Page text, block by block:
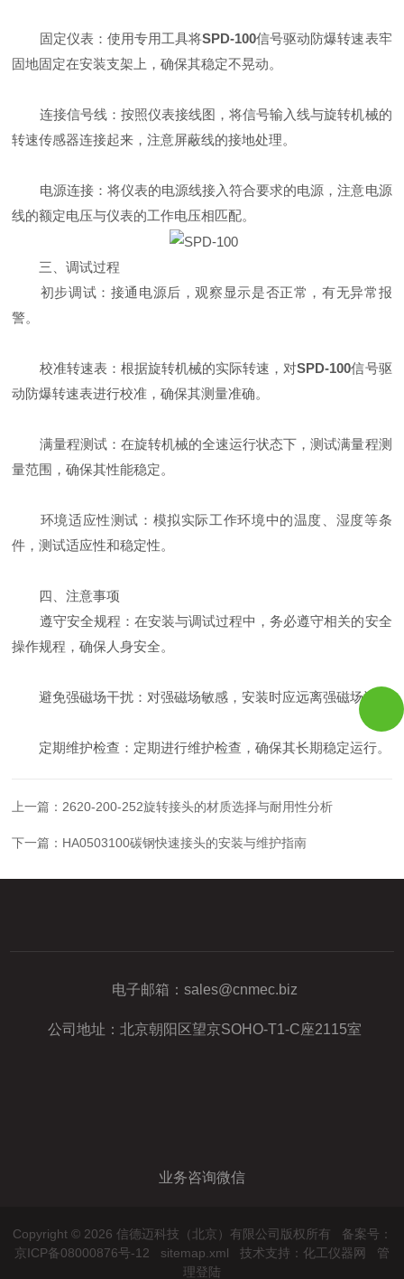
固定仪表：使用专用工具将SPD-100信号驱动防爆转速表牢
固地固定在安装支架上，确保其稳定不晃动。
连接信号线：按照仪表接线图，将信号输入线与旋转机械的
转速传感器连接起来，注意屏蔽线的接地处理。
电源连接：将仪表的电源线接入符合要求的电源，注意电源
线的额定电压与仪表的工作电压相匹配。
三、调试过程
初步调试：接通电源后，观察显示是否正常，有无异常报
警。
校准转速表：根据旋转机械的实际转速，对SPD-100信号驱
动防爆转速表进行校准，确保其测量准确。
满量程测试：在旋转机械的全速运行状态下，测试满量程测
量范围，确保其性能稳定。
环境适应性测试：模拟实际工作环境中的温度、湿度等条
件，测试适应性和稳定性。
四、注意事项
遵守安全规程：在安装与调试过程中，务必遵守相关的安全
操作规程，确保人身安全。
避免强磁场干扰：对强磁场敏感，安装时应远离强磁场源。
定期维护检查：定期进行维护检查，确保其长期稳定运行。
上一篇： 2620-200-252旋转接头的材质选择与耐用性分析
下一篇： HA0503100碳钢快速接头的安装与维护指南
电子邮箱： sales@cnmec.biz
公司地址：北京朝阳区望京SOHO-T1-C座2115室
业务咨询微信
Copyright © 2026 信德迈科技（北京）有限公司版权所有 备案号：
京ICP备08000876号-12
sitemap.xml 技术支持： 化工仪器网
管
理登陆